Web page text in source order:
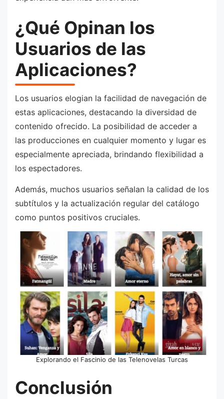
¿Qué Opinan los
Usuarios de las
Aplicaciones?
Los usuarios elogian la facilidad de navegación de
estas aplicaciones, destacando la diversidad de
contenido ofrecido. La posibilidad de acceder a
las producciones en cualquier momento y lugar es
especialmente apreciada, brindando flexibilidad a
los espectadores.
Además, muchos usuarios señalan la calidad de los
subtítulos y la actualización regular del catálogo
como puntos positivos cruciales.
Explorando el Fascinio de las Telenovelas Turcas
Conclusión